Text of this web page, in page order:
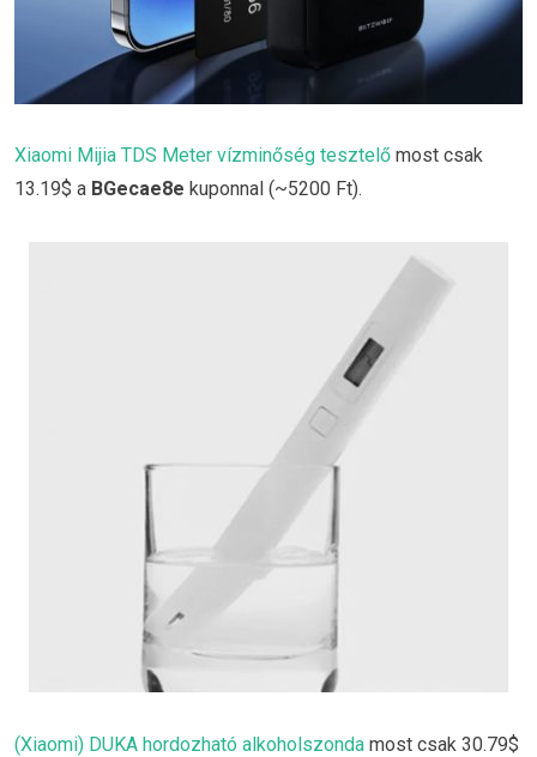
Xiaomi Mijia TDS Meter vízminőség tesztelő most csak
13.19$ a BGecae8e kuponnal (~5200 Ft).
(Xiaomi) DUKA hordozható alkoholszonda most csak 30.79$